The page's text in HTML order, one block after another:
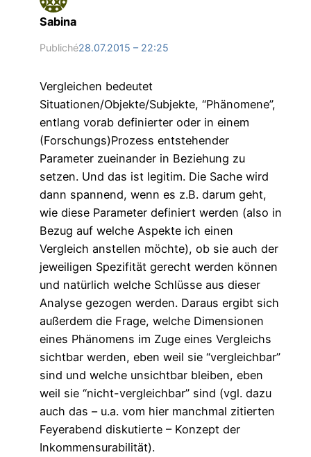
Sabina
Publiché28.07.2015 – 22:25
Vergleichen bedeutet
Situationen/Objekte/Subjekte, “Phänomene”,
entlang vorab definierter oder in einem
(Forschungs)Prozess entstehender
Parameter zueinander in Beziehung zu
setzen. Und das ist legitim. Die Sache wird
dann spannend, wenn es z.B. darum geht,
wie diese Parameter definiert werden (also in
Bezug auf welche Aspekte ich einen
Vergleich anstellen möchte), ob sie auch der
jeweiligen Spezifität gerecht werden können
und natürlich welche Schlüsse aus dieser
Analyse gezogen werden. Daraus ergibt sich
außerdem die Frage, welche Dimensionen
eines Phänomens im Zuge eines Vergleichs
sichtbar werden, eben weil sie “vergleichbar”
sind und welche unsichtbar bleiben, eben
weil sie “nicht-vergleichbar” sind (vgl. dazu
auch das – u.a. vom hier manchmal zitierten
Feyerabend diskutierte – Konzept der
Inkommensurabilität).